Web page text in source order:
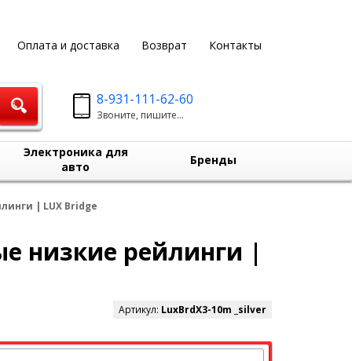
Оплата и доставка Возврат Контакты
8-931-111-62-60
Звоните, пишите...
Электроника для
авто
Бренды
| LUX Bridge
низкие рейлинги |
Артикул: LuxBrdX3-10m _silver